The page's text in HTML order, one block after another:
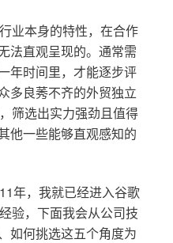
业本身的特性，在合作
法直观呈现的。通常需
年时间里，才能逐步评
多良莠不齐的外贸独立
筛选出实力强劲且值得
他一些能够直观感知的
年，我就已经进入谷歌
验，下面我会从公司技
如何挑选这五个角度为